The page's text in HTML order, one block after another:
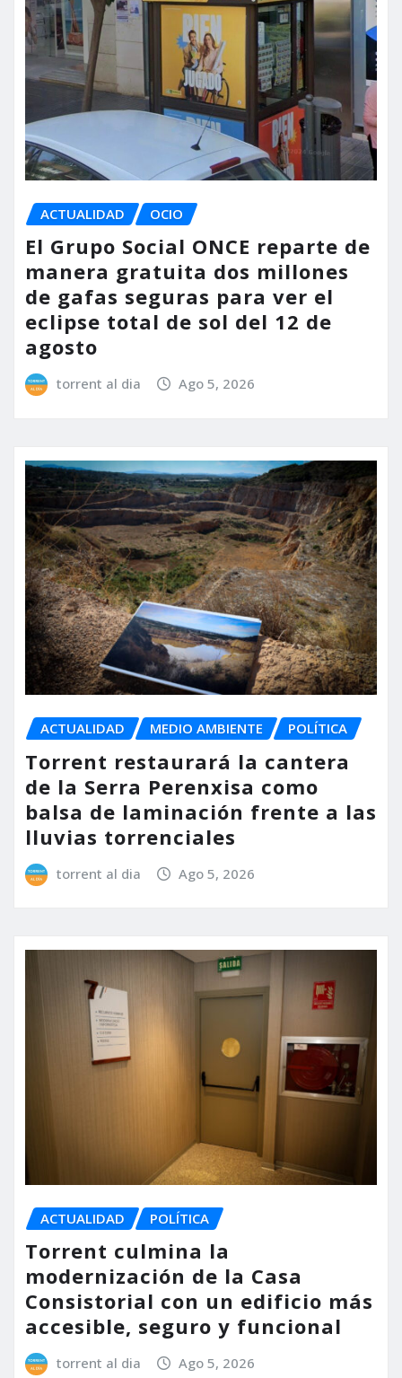
ACTUALIDAD OCIO
El Grupo Social ONCE reparte de
manera gratuita dos millones
de gafas seguras para ver el
eclipse total de sol del 12 de
agosto
torrent al dia Ago 5, 2026
ACTUALIDAD MEDIO AMBIENTE POLÍTICA
Torrent restaurará la cantera
de la Serra Perenxisa como
balsa de laminación frente a las
lluvias torrenciales
torrent al dia Ago 5, 2026
ACTUALIDAD POLÍTICA
Torrent culmina la
modernización de la Casa
Consistorial con un edificio más
accesible, seguro y funcional
torrent al dia Ago 5, 2026